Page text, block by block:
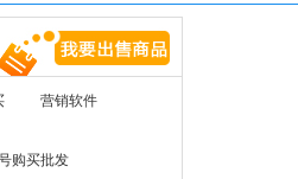
营销软件
购买批发